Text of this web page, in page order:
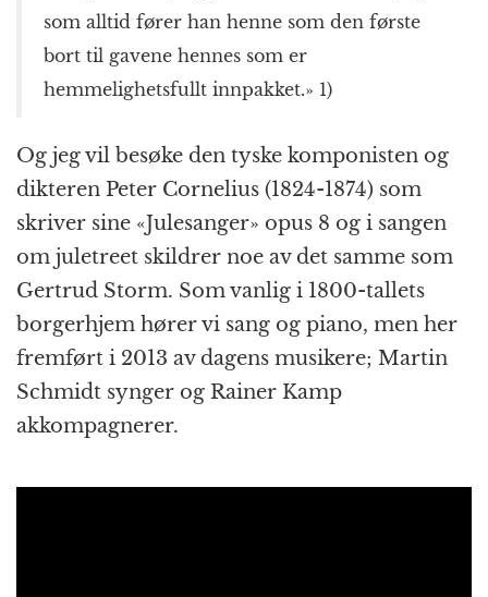
som alltid fører han henne som den første
bort til gavene hennes som er
hemmelighetsfullt innpakket.» 1)
Og jeg vil besøke den tyske komponisten og
dikteren Peter Cornelius (1824-1874) som
skriver sine «Julesanger» opus 8 og i sangen
om juletreet skildrer noe av det samme som
Gertrud Storm. Som vanlig i 1800-tallets
borgerhjem hører vi sang og piano, men her
fremført i 2013 av dagens musikere; Martin
Schmidt synger og Rainer Kamp
akkompagnerer.